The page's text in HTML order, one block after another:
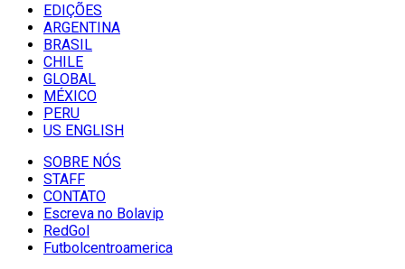
EDIÇÕES
ARGENTINA
BRASIL
CHILE
GLOBAL
MÉXICO
PERU
US ENGLISH
SOBRE NÓS
STAFF
CONTATO
Escreva no Bolavip
RedGol
Futbolcentroamerica